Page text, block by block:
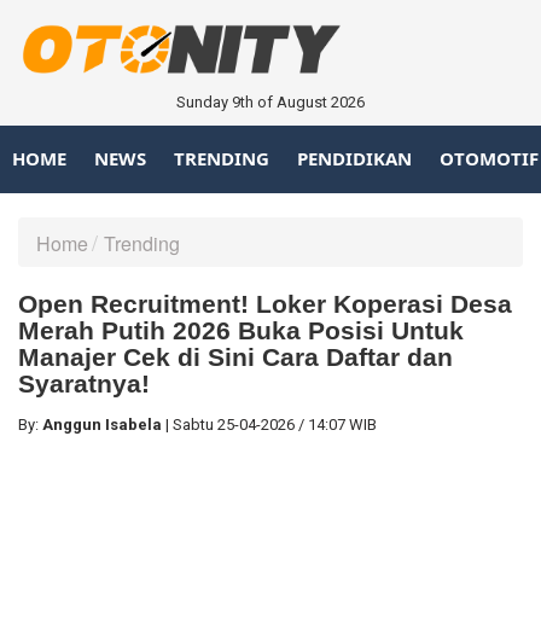
Sunday 9th of August 2026
HOME NEWS TRENDING PENDIDIKAN OTOMOTIF
Home Trending
Open Recruitment! Loker Koperasi Desa
Merah Putih 2026 Buka Posisi Untuk
Manajer Cek di Sini Cara Daftar dan
Syaratnya!
By: Anggun Isabela | Sabtu 25-04-2026 / 14:07 WIB